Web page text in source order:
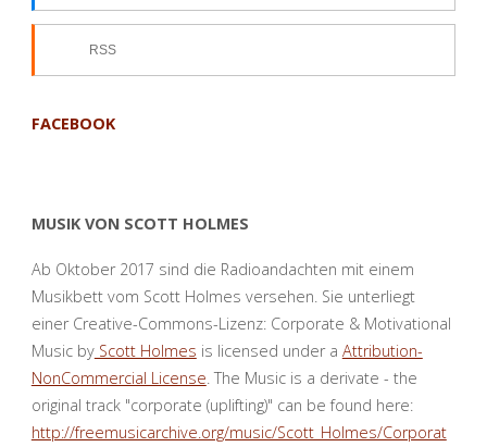
RSS
FACEBOOK
MUSIK VON SCOTT HOLMES
Ab Oktober 2017 sind die Radioandachten mit einem
Musikbett vom Scott Holmes versehen. Sie unterliegt
einer Creative-Commons-Lizenz: Corporate & Motivational
Music byScott Holmes is licensed under a Attribution-
NonCommercial License. The Music is a derivate - the
original track "corporate (uplifting)" can be found here:
http://freemusicarchive.org/music/Scott_Holmes/Corporat